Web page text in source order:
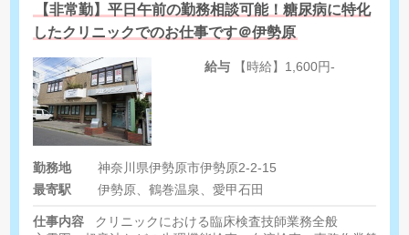
【非常勤】平日午前の勤務相談可能！糖尿病に特化
したクリニックでのお仕事です＠伊勢原
給与 【時給】1,600円-
勤務地
神奈川県伊勢原市伊勢原2-2-15
最寄駅
伊勢原、鶴巻温泉、愛甲石田
仕事内容
クリニックにおける臨床検査技師業務全般